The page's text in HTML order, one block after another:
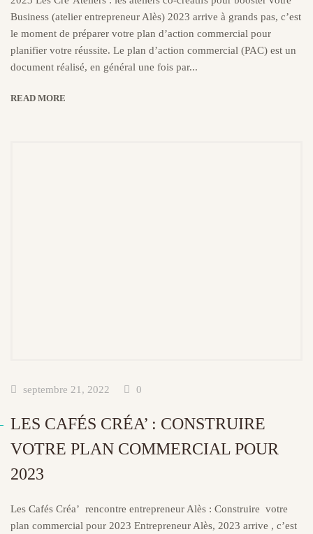
Business (atelier entrepreneur Alès) 2023 arrive à grands pas, c’est
le moment de préparer votre plan d’action commercial pour
planifier votre réussite. Le plan d’action commercial (PAC) est un
document réalisé, en général une fois par...
READ MORE
septembre 21, 2022 0
LES CAFÉS CRÉA’ : CONSTRUIRE
VOTRE PLAN COMMERCIAL POUR
2023
Les Cafés Créa’ rencontre entrepreneur Alès : Construire votre
plan commercial pour 2023 Entrepreneur Alès, 2023 arrive , c’est